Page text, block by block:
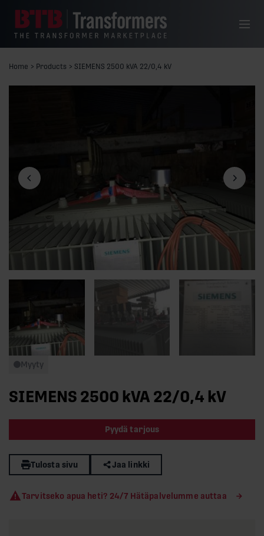
Valikko
Home > Products > SIEMENS 2500 kVA 22/0,4 kV
Edellinen dia
Myyty
SIEMENS 2500 kVA 22/0,4 kV
Pyydä tarjous
Tulosta sivu Jaa linkki
Tarvitseko apua heti? 24/7 Hätäpalvelumme auttaa